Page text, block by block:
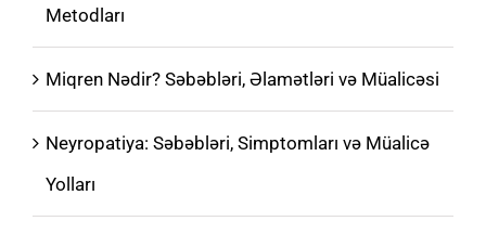
Metodları
Miqren Nədir? Səbəbləri, Əlamətləri və Müalicəsi
Neyropatiya: Səbəbləri, Simptomları və Müalicə
Yolları